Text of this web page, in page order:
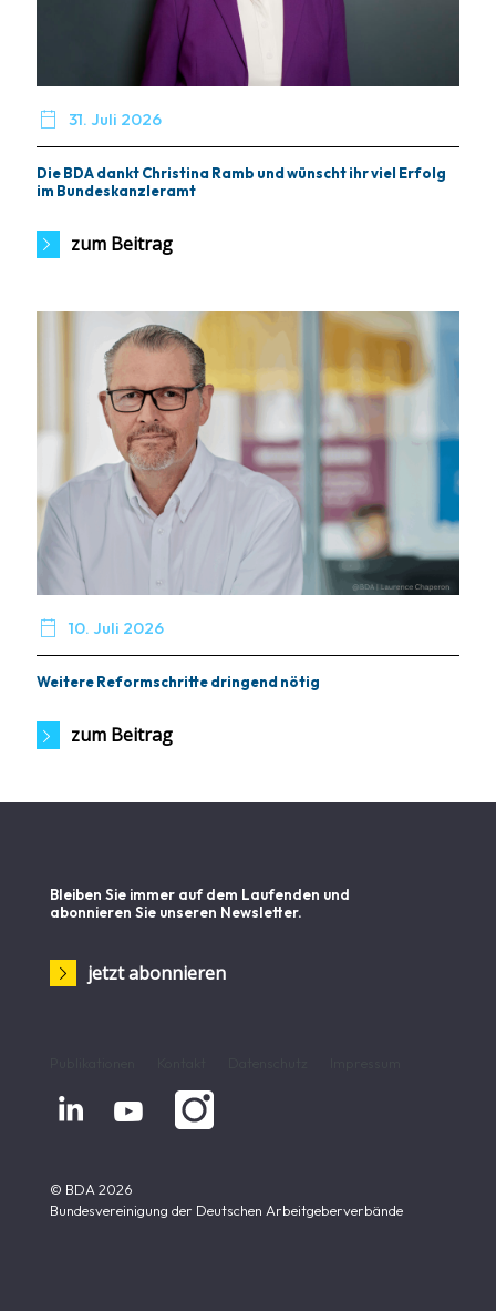
 31. Juli 2026
Die BDA dankt Christina Ramb und wünscht ihr viel Erfolg
im Bundeskanzleramt
zum Beitrag
 10. Juli 2026
Weitere Reformschritte dringend nötig
zum Beitrag
Bleiben Sie immer auf dem Laufenden und
abonnieren Sie unseren Newsletter.
jetzt abonnieren
 
© BDA 2026
Bundesvereinigung der Deutschen Arbeitgeberverbände